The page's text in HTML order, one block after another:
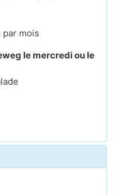
par mois
le mercredi ou le